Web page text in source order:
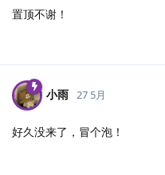
置顶不谢！
小雨 27 5月
好久没来了，冒个泡！